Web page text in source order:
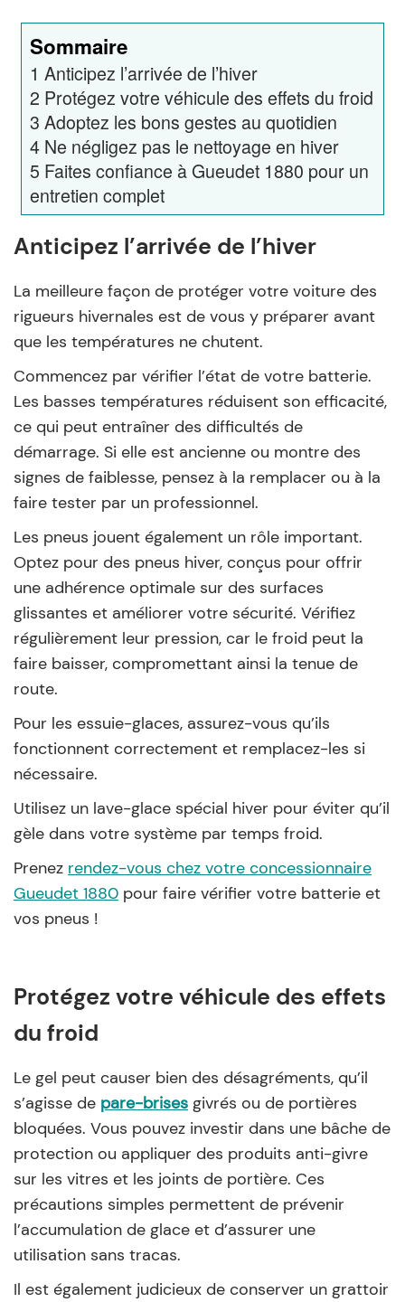
Sommaire
1 Anticipez l’arrivée de l’hiver
2 Protégez votre véhicule des effets du froid
3 Adoptez les bons gestes au quotidien
4 Ne négligez pas le nettoyage en hiver
5 Faites confiance à Gueudet 1880 pour un
entretien complet
Anticipez l’arrivée de l’hiver
La meilleure façon de protéger votre voiture des
rigueurs hivernales est de vous y préparer avant
que les températures ne chutent.
Commencez par vérifier l’état de votre batterie.
Les basses températures réduisent son efficacité,
ce qui peut entraîner des difficultés de
démarrage. Si elle est ancienne ou montre des
signes de faiblesse, pensez à la remplacer ou à la
faire tester par un professionnel.
Les pneus jouent également un rôle important.
Optez pour des pneus hiver, conçus pour offrir
une adhérence optimale sur des surfaces
glissantes et améliorer votre sécurité. Vérifiez
régulièrement leur pression, car le froid peut la
faire baisser, compromettant ainsi la tenue de
route.
Pour les essuie-glaces, assurez-vous qu’ils
fonctionnent correctement et remplacez-les si
nécessaire.
Utilisez un lave-glace spécial hiver pour éviter qu’il
gèle dans votre système par temps froid.
Prenez rendez-vous chez votre concessionnaire
Gueudet 1880 pour faire vérifier votre batterie et
vos pneus !
Protégez votre véhicule des effets
du froid
Le gel peut causer bien des désagréments, qu’il
s’agisse de pare-brises givrés ou de portières
bloquées. Vous pouvez investir dans une bâche de
protection ou appliquer des produits anti-givre
sur les vitres et les joints de portière. Ces
précautions simples permettent de prévenir
l’accumulation de glace et d’assurer une
utilisation sans tracas.
Il est également judicieux de conserver un grattoir